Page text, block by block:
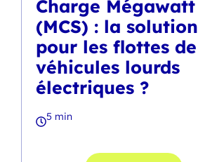
Charge Mégawatt
(MCS) : la solution
pour les flottes de
véhicules lourds
électriques ?
5 min